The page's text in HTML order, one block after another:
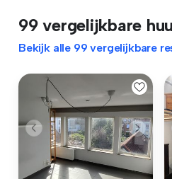
99 vergelijkbare
Bekijk alle 99 vergelijkbare